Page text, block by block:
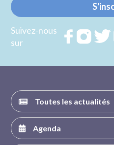
Suivez-nous
sur
Rejoignez
Toutes les actualités
Agenda